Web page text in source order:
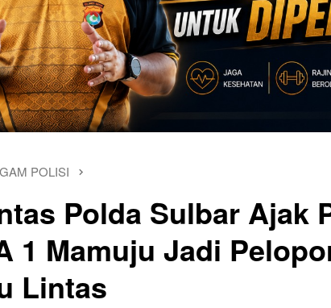
POLISI
Polda Sulbar Ajak
1 Mamuju Jadi
Lintas